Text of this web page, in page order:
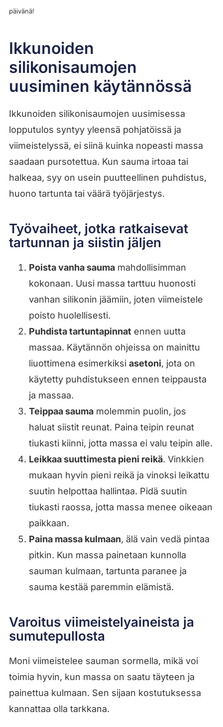
päivänä!
Ikkunoiden
silikonisaumojen
uusiminen käytännössä
Ikkunoiden silikonisaumojen uusimisessa
lopputulos syntyy yleensä pohjatöissä ja
viimeistelyssä, ei siinä kuinka nopeasti massa
saadaan pursotettua. Kun sauma irtoaa tai
halkeaa, syy on usein puutteellinen puhdistus,
huono tartunta tai väärä työjärjestys.
Työvaiheet, jotka ratkaisevat
tartunnan ja siistin jäljen
Poista vanha saumamahdollisimman
kokonaan. Uusi massa tarttuu huonosti
vanhan silikonin jäämiin, joten viimeistele
poisto huolellisesti.
Puhdista tartuntapinnat ennen uutta
massaa. Käytännön ohjeissa on mainittu
liuottimena esimerkiksi asetoni, jota on
käytetty puhdistukseen ennen teippausta
ja massaa.
Teippaa saumamolemmin puolin, jos
haluat siistit reunat. Paina teipin reunat
tiukasti kiinni, jotta massa ei valu teipin alle.
Leikkaa suuttimesta pieni reikä. Vinkkien
mukaan hyvin pieni reikä ja vinoksi leikattu
suutin helpottaa hallintaa. Pidä suutin
tiukasti raossa, jotta massa menee oikeaan
paikkaan.
Paina massa kulmaan, älä vain vedä pintaa
pitkin. Kun massa painetaan kunnolla
sauman kulmaan, tartunta paranee ja
sauma kestää paremmin elämistä.
Varoitus viimeistelyaineista ja
sumutepullosta
Moni viimeistelee sauman sormella, mikä voi
toimia hyvin, kun massa on saatu täyteen ja
painettua kulmaan. Sen sijaan kostutuksessa
kannattaa olla tarkkana.